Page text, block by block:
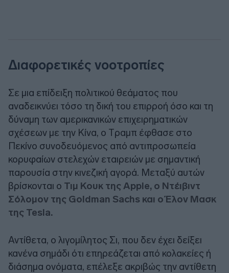
Διαφορετικές νοοτροπίες
Σε μια επίδειξη πολιτικού θεάματος που
αναδεικνύει τόσο τη δική του επιρροή όσο και τη
δύναμη των αμερικανικών επιχειρηματικών
σχέσεων με την Κίνα, ο Tραμπ έφθασε στο
Πεκίνο συνοδευόμενος από αντιπροσωπεία
κορυφαίων στελεχών εταιρειών με σημαντική
παρουσία στην κινεζική αγορά. Μεταξύ αυτών
βρίσκονται ο Τιμ Κουκ της Apple, ο Ντέιβιντ
Σόλομον της Goldman Sachs και ο Έλον Μασκ
της Tesla.
Αντίθετα, ο λιγομίλητος Σι, που δεν έχει δείξει
κανένα σημάδι ότι επηρεάζεται από κολακείες ή
διάσημα ονόματα, επέλεξε ακριβώς την αντίθετη